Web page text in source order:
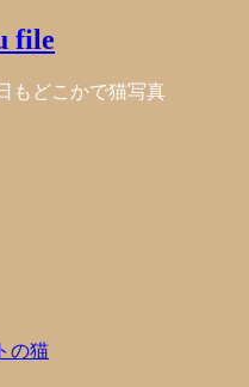
file
もどこかで猫写真
の猫